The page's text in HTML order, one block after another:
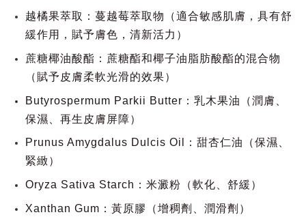
越橘果萃取：蔓越莓萃取物（適合敏感肌膚，具有舒
緩作用，賦予膚色，清新活力）
蔗糖椰油酸酯：蔗糖酯和椰子油脂肪酸酯的混合物
（賦予皮膚柔軟光滑的效果）
Butyrospermum Parkii Butter：乳木果油（潤膚、
保濕、再生皮膚屏障）
Prunus Amygdalus Dulcis Oil：甜杏仁油（保濕、
緊緻）
Oryza Sativa Starch：米澱粉（軟化、舒緩）
Xanthan Gum：黃原膠（增稠劑、潤滑劑）